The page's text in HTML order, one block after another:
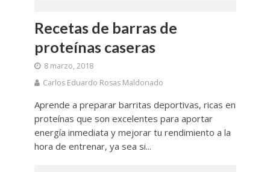
Recetas de barras de
proteínas caseras
8 marzo, 2018
Carlos Eduardo Rosas Maldonado
Aprende a preparar barritas deportivas, ricas en
proteínas que son excelentes para aportar
energía inmediata y mejorar tu rendimiento a la
hora de entrenar, ya sea si...